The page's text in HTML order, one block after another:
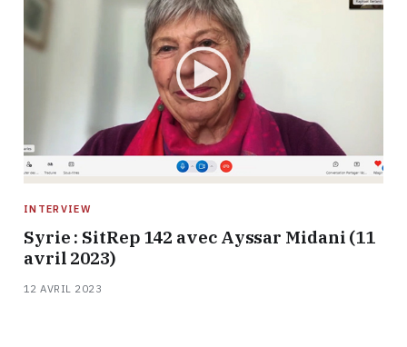
INTERVIEW
Syrie : SitRep 142 avec Ayssar Midani (11
avril 2023)
12 AVRIL 2023